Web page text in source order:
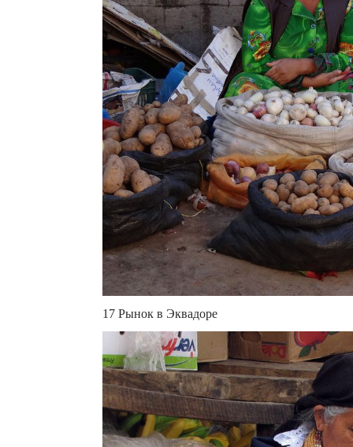
17 Рынок в Эквадоре